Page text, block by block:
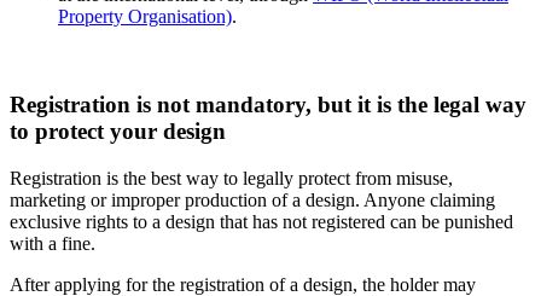
Property Organisation).
Registration is not mandatory, but it is the legal way
to protect your design
Registration is the best way to legally protect from misuse,
marketing or improper production of a design. Anyone claiming
exclusive rights to a design that has not registered can be punished
with a fine.
After applying for the registration of a design, the holder may